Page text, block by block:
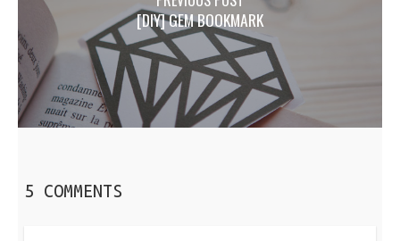
[DIY] GEM BOOKMARK
5 COMMENTS